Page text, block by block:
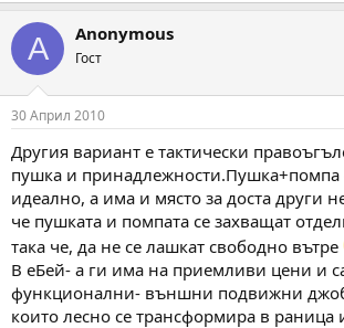
A Anonymous
Гост
30 Април 2010
Другия вариант е тактически
пушка и принадлежности.Пушка+помпа
идеално, а има и място за доста други
че пушката и помпата се захващат
така че, да не се лашкат свободно вътре
В еБей- а ги има на приемливи цени и
функционални- външни подвижни
които лесно се трансформира в раница